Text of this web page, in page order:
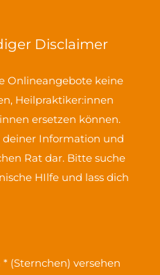
Disclaimer
Onlineangebote keine
Heilpraktiker:innen
ersetzen können.
deiner Information und
Rat dar. Bitte suche
HIlfe und lass dich
(Sternchen) versehen